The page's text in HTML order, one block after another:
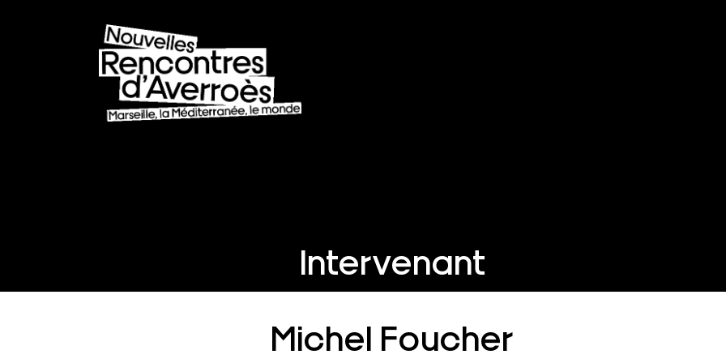
Intervenant
Michel Foucher